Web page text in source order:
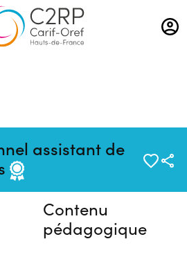
Aller
au
contenu
assistant de
programmée en
Contenu
pédagogique